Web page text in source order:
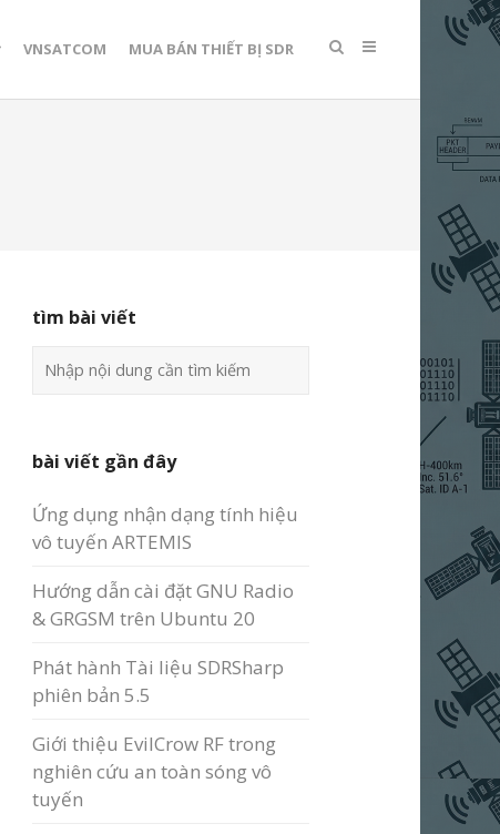
VNSATCOM MUA BÁN THIẾT BỊ SDR
tìm bài viết
bài viết gần đây
Ứng dụng nhận dạng tính hiệu
vô tuyến ARTEMIS
Hướng dẫn cài đặt GNU Radio
& GRGSM trên Ubuntu 20
Phát hành Tài liệu SDRSharp
phiên bản 5.5
Giới thiệu EvilCrow RF trong
nghiên cứu an toàn sóng vô
tuyến